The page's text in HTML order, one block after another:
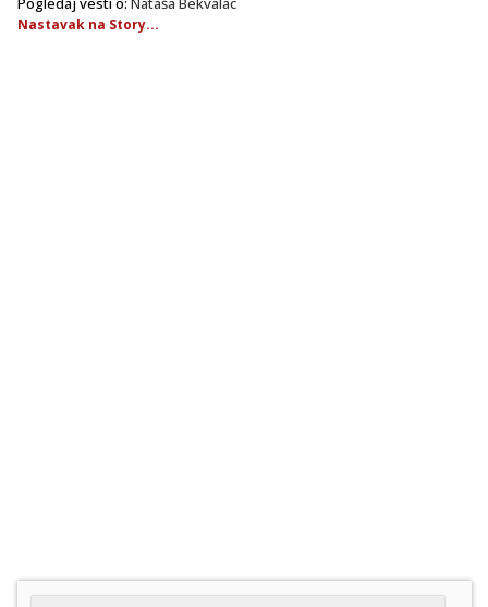
Nastavak na Story...